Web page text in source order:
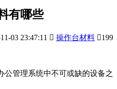
有哪些
03 23:47:11  操作台材料 199
管理系统中不可或缺的设备之